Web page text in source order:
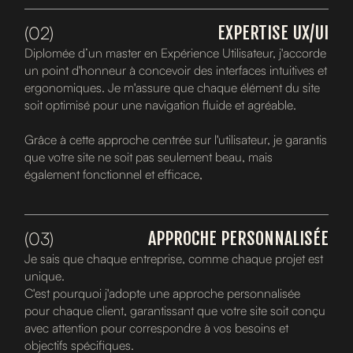
(02) EXPERTISE UX/UI
Diplomée d’un master en Expérience Utilisateur, j'accorde
un point d'honneur à concevoir des interfaces intuitives et
ergonomiques. Je m'assure que chaque élément du site
soit optimisé pour une navigation fluide et agréable.
Grâce à cette approche centrée sur l'utilisateur, je garantis
que votre site ne soit pas seulement beau, mais
également fonctionnel et efficace,
(03) APPROCHE PERSONNALISÉE
Je sais que chaque entreprise, comme chaque projet est
unique.
C'est pourquoi j'adopte une approche personnalisée
pour chaque client, garantissant que votre site soit conçu
avec attention pour correspondre à vos besoins et
objectifs spécifiques.